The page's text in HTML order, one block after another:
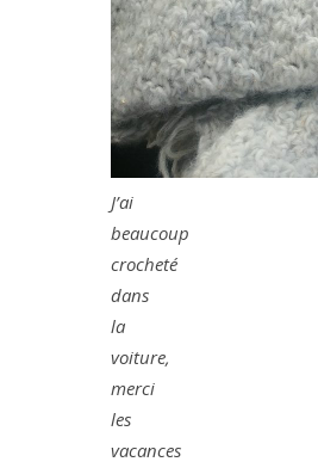
J’ai
beaucoup
crocheté
dans
la
voiture,
merci
les
vacances